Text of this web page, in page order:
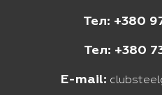
Тел: +380
Тел: +380
E-mail: